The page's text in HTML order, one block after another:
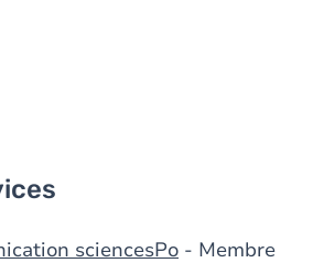
sciencesPo - Membre